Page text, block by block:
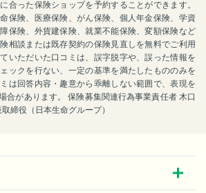
合った保険ショップを予約することができます。
保険、医療保険、がん保険、個人年金保険、学資
保険、外貨建保険、就業不能保険、変額保険など
相談または既存契約の保険見直しを無料でご利用
いただいた口コミは、誤字脱字や、誤った情報を
ックを行ない、一定の基準を満たしたもののみを
は回答内容・趣意から乖離しない範囲で、表現を
合があります。 保険募集関連行為事業責任者 木口
締役（日本生命グループ）